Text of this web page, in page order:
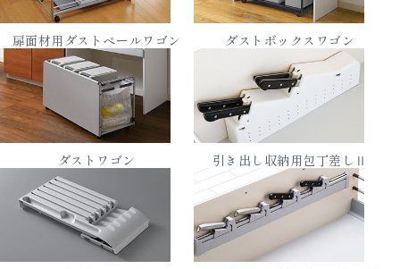
扉面材用ダストペールワゴン ダストボックスワゴン
ダストワゴン 引き出し収納用包丁差しⅡ